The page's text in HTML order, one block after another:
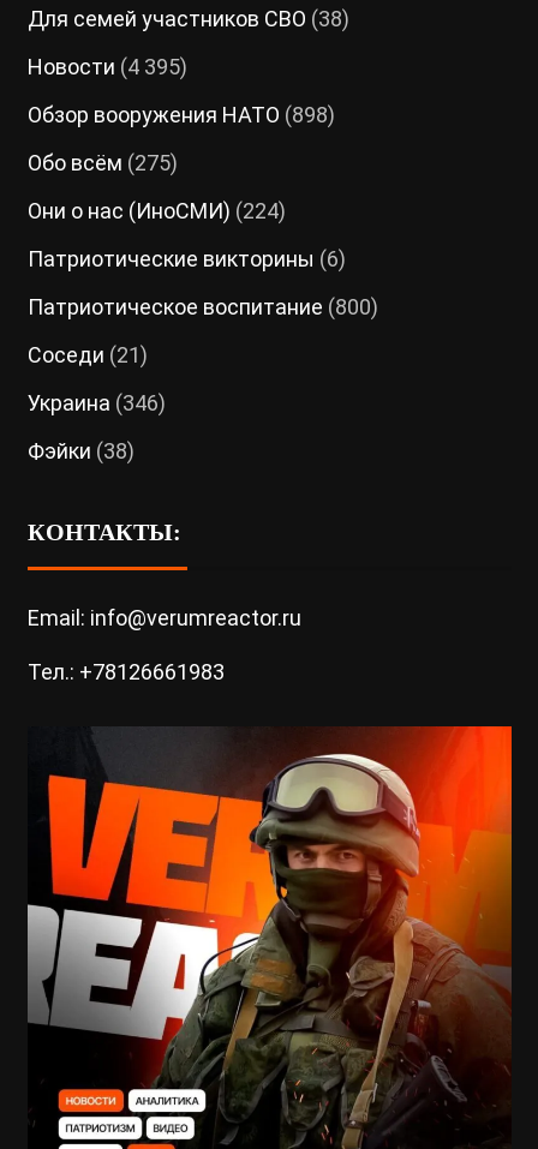
Для семей участников СВО (38)
Новости (4 395)
Обзор вооружения НАТО (898)
Обо всём (275)
Они о нас (ИноСМИ) (224)
Патриотические викторины (6)
Патриотическое воспитание (800)
Соседи (21)
Украина (346)
Фэйки (38)
КОНТАКТЫ:
Email: info@verumreactor.ru
Тел.: +78126661983